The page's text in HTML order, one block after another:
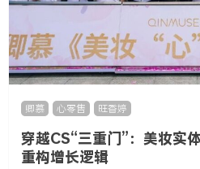
卿慕 心零售 旺香婷
穿越CS“三重门”：美妆实
重构增长逻辑